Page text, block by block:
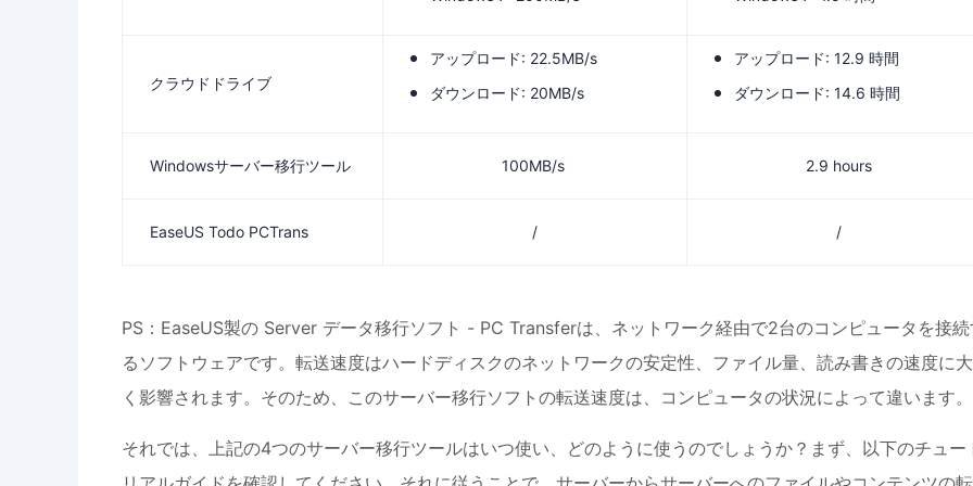
クラウドドライブ
アップロード: 22.5MB/s
ダウンロード: 20MB/s
アップロード: 12.9 時間
ダウンロード: 14.6 時間
Windowsサーバー移行ツール 100MB/s 2.9 hours
EaseUS Todo PCTrans / /
PS：EaseUS製の Server データ移行ソフト - PC Transferは、ネットワーク経由で2台のコンピュータを接
るソフトウェアです。転送速度はハードディスクのネットワークの安定性、ファイル量、読み書きの速度に
く影響されます。そのため、このサーバー移行ソフトの転送速度は、コンピュータの状況によって違います。
それでは、上記の4つのサーバー移行ツールはいつ使い、どのように使うのでしょうか？まず、以下のチュー